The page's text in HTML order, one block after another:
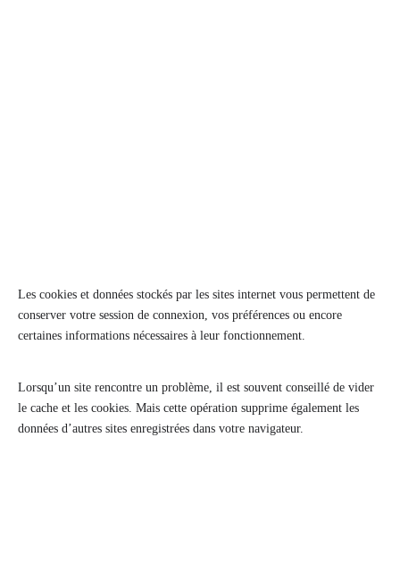
Les cookies et données stockés par les sites internet vous permettent de
conserver votre session de connexion, vos préférences ou encore
certaines informations nécessaires à leur fonctionnement.
Lorsqu’un site rencontre un problème, il est souvent conseillé de vider
le cache et les cookies. Mais cette opération supprime également les
données d’autres sites enregistrées dans votre navigateur.